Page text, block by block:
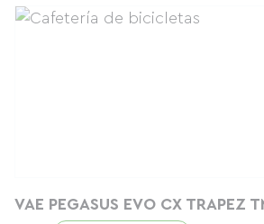
VAE PEGASUS EVO CX TRAPEZ